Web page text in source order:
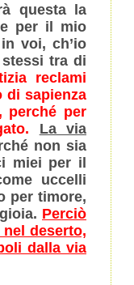
questa la
per il mio
voi, ch’io
tra di
reclami
di sapienza
perché per
La via
non sia
miei per il
uccelli
per timore,
Perciò
deserto,
dalla via